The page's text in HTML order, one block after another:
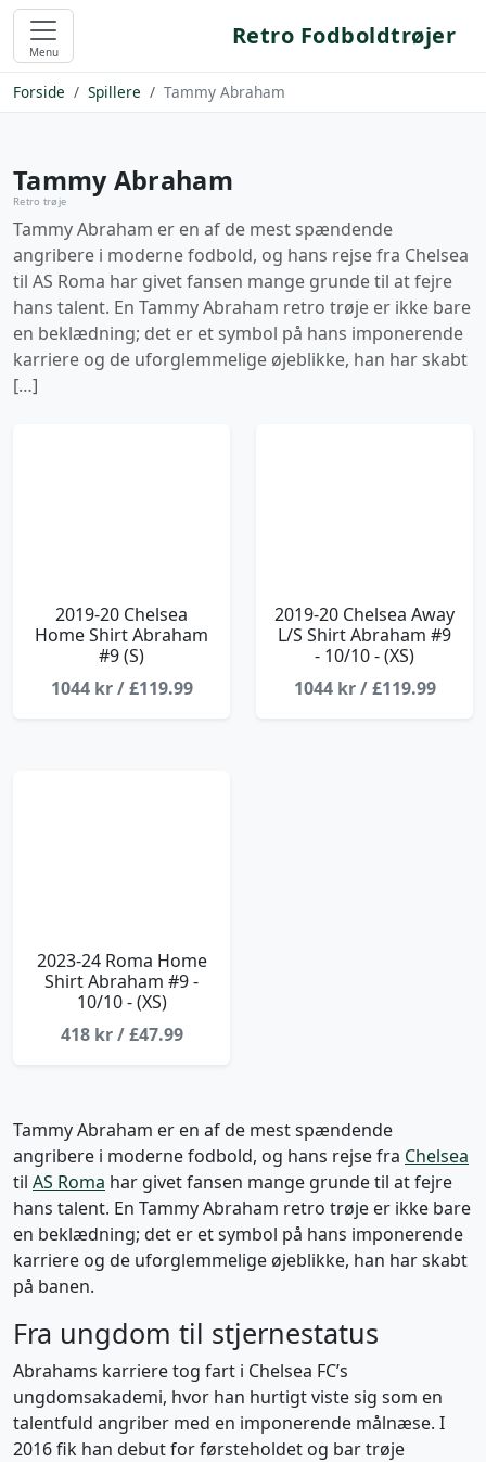
Menu
Retro Fodboldtrøjer
Forside Spillere Tammy Abraham
Tammy Abraham
Retro trøje
Tammy Abraham er en af de mest spændende
angribere i moderne fodbold, og hans rejse fra Chelsea
til AS Roma har givet fansen mange grunde til at fejre
hans talent. En Tammy Abraham retro trøje er ikke bare
en beklædning; det er et symbol på hans imponerende
karriere og de uforglemmelige øjeblikke, han har skabt
[…]
2019-20 Chelsea
Home Shirt Abraham
#9 (S)
1044 kr / £119.99
2019-20 Chelsea Away
L/S Shirt Abraham #9
- 10/10 - (XS)
1044 kr / £119.99
2023-24 Roma Home
Shirt Abraham #9 -
10/10 - (XS)
418 kr / £47.99
Tammy Abraham er en af de mest spændende
angribere i moderne fodbold, og hans rejse fra Chelsea
til AS Roma har givet fansen mange grunde til at fejre
hans talent. En Tammy Abraham retro trøje er ikke bare
en beklædning; det er et symbol på hans imponerende
karriere og de uforglemmelige øjeblikke, han har skabt
på banen.
Fra ungdom til stjernestatus
Abrahams karriere tog fart i Chelsea FC’s
ungdomsakademi, hvor han hurtigt viste sig som en
talentfuld angriber med en imponerende målnæse. I
2016 fik han debut for førsteholdet og bar trøje